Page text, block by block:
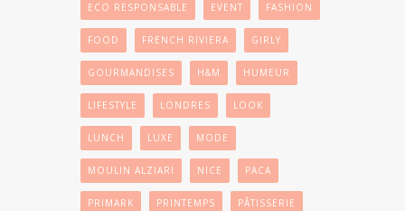
ECO RESPONSABLE EVENT FASHION
FOOD FRENCH RIVIERA GIRLY
GOURMANDISES H&M HUMEUR
LIFESTYLE LONDRES LOOK
LUNCH LUXE MODE
MOULIN ALZIARI NICE PACA
PRIMARK PRINTEMPS PÂTISSERIE